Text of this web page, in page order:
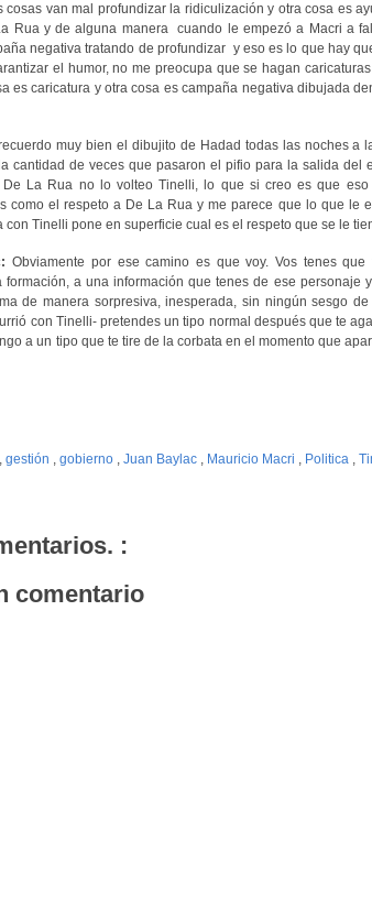
cosas van mal profundizar la ridiculización y otra cosa es
Rua y de alguna manera cuando le empezó a Macri a
negativa tratando de profundizar y eso es lo que hay
el humor, no me preocupa que se hagan
es caricatura y otra cosa es campaña negativa dibujada
muy bien el dibujito de Hadad todas las noches
cantidad de veces que pasaron el pifio para la salida del
La Rua no lo volteo Tinelli, lo que si creo es que eso
como el respeto a De La Rua y me parece que lo que le
Tinelli pone en superficie cual es el respeto que se le
Obviamente por ese camino es que voy. Vos tenes
formación, a una información que tenes de ese personaje
de manera sorpresiva, inesperada, sin ningún sesgo
con Tinelli- pretendes un tipo normal después que te
a un tipo que te tire de la corbata en el momento que
, gestión , gobierno , Juan Baylac , Mauricio Macri , Politica ,
:
comentario